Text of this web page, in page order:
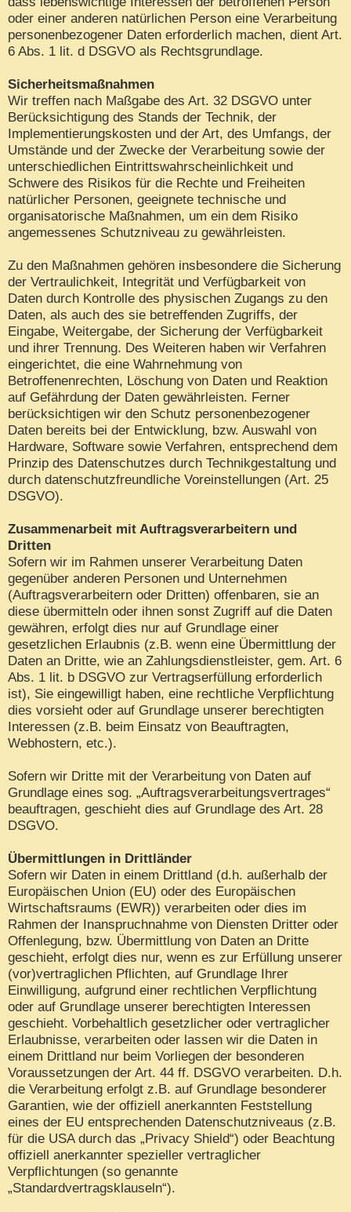
oder einer anderen natürlichen Person eine Verarbeitung
personenbezogener Daten erforderlich machen, dient Art.
6 Abs. 1 lit. d DSGVO als Rechtsgrundlage.
Sicherheitsmaßnahmen
Wir treffen nach Maßgabe des Art. 32 DSGVO unter
Berücksichtigung des Stands der Technik, der
Implementierungskosten und der Art, des Umfangs, der
Umstände und der Zwecke der Verarbeitung sowie der
unterschiedlichen Eintrittswahrscheinlichkeit und
Schwere des Risikos für die Rechte und Freiheiten
natürlicher Personen, geeignete technische und
organisatorische Maßnahmen, um ein dem Risiko
angemessenes Schutzniveau zu gewährleisten.
Zu den Maßnahmen gehören insbesondere die Sicherung
der Vertraulichkeit, Integrität und Verfügbarkeit von
Daten durch Kontrolle des physischen Zugangs zu den
Daten, als auch des sie betreffenden Zugriffs, der
Eingabe, Weitergabe, der Sicherung der Verfügbarkeit
und ihrer Trennung. Des Weiteren haben wir Verfahren
eingerichtet, die eine Wahrnehmung von
Betroffenenrechten, Löschung von Daten und Reaktion
auf Gefährdung der Daten gewährleisten. Ferner
berücksichtigen wir den Schutz personenbezogener
Daten bereits bei der Entwicklung, bzw. Auswahl von
Hardware, Software sowie Verfahren, entsprechend dem
Prinzip des Datenschutzes durch Technikgestaltung und
durch datenschutzfreundliche Voreinstellungen (Art. 25
DSGVO).
Zusammenarbeit mit Auftragsverarbeitern und
Dritten
Sofern wir im Rahmen unserer Verarbeitung Daten
gegenüber anderen Personen und Unternehmen
(Auftragsverarbeitern oder Dritten) offenbaren, sie an
diese übermitteln oder ihnen sonst Zugriff auf die Daten
gewähren, erfolgt dies nur auf Grundlage einer
gesetzlichen Erlaubnis (z.B. wenn eine Übermittlung der
Daten an Dritte, wie an Zahlungsdienstleister, gem. Art. 6
Abs. 1 lit. b DSGVO zur Vertragserfüllung erforderlich
ist), Sie eingewilligt haben, eine rechtliche Verpflichtung
dies vorsieht oder auf Grundlage unserer berechtigten
Interessen (z.B. beim Einsatz von Beauftragten,
Webhostern, etc.).
Sofern wir Dritte mit der Verarbeitung von Daten auf
Grundlage eines sog. „Auftragsverarbeitungsvertrages“
beauftragen, geschieht dies auf Grundlage des Art. 28
DSGVO.
Übermittlungen in Drittländer
Sofern wir Daten in einem Drittland (d.h. außerhalb der
Europäischen Union (EU) oder des Europäischen
Wirtschaftsraums (EWR)) verarbeiten oder dies im
Rahmen der Inanspruchnahme von Diensten Dritter oder
Offenlegung, bzw. Übermittlung von Daten an Dritte
geschieht, erfolgt dies nur, wenn es zur Erfüllung unserer
(vor)vertraglichen Pflichten, auf Grundlage Ihrer
Einwilligung, aufgrund einer rechtlichen Verpflichtung
oder auf Grundlage unserer berechtigten Interessen
geschieht. Vorbehaltlich gesetzlicher oder vertraglicher
Erlaubnisse, verarbeiten oder lassen wir die Daten in
einem Drittland nur beim Vorliegen der besonderen
Voraussetzungen der Art. 44 ff. DSGVO verarbeiten. D.h.
die Verarbeitung erfolgt z.B. auf Grundlage besonderer
Garantien, wie der offiziell anerkannten Feststellung
eines der EU entsprechenden Datenschutzniveaus (z.B.
für die USA durch das „Privacy Shield“) oder Beachtung
offiziell anerkannter spezieller vertraglicher
Verpflichtungen (so genannte
„Standardvertragsklauseln“).